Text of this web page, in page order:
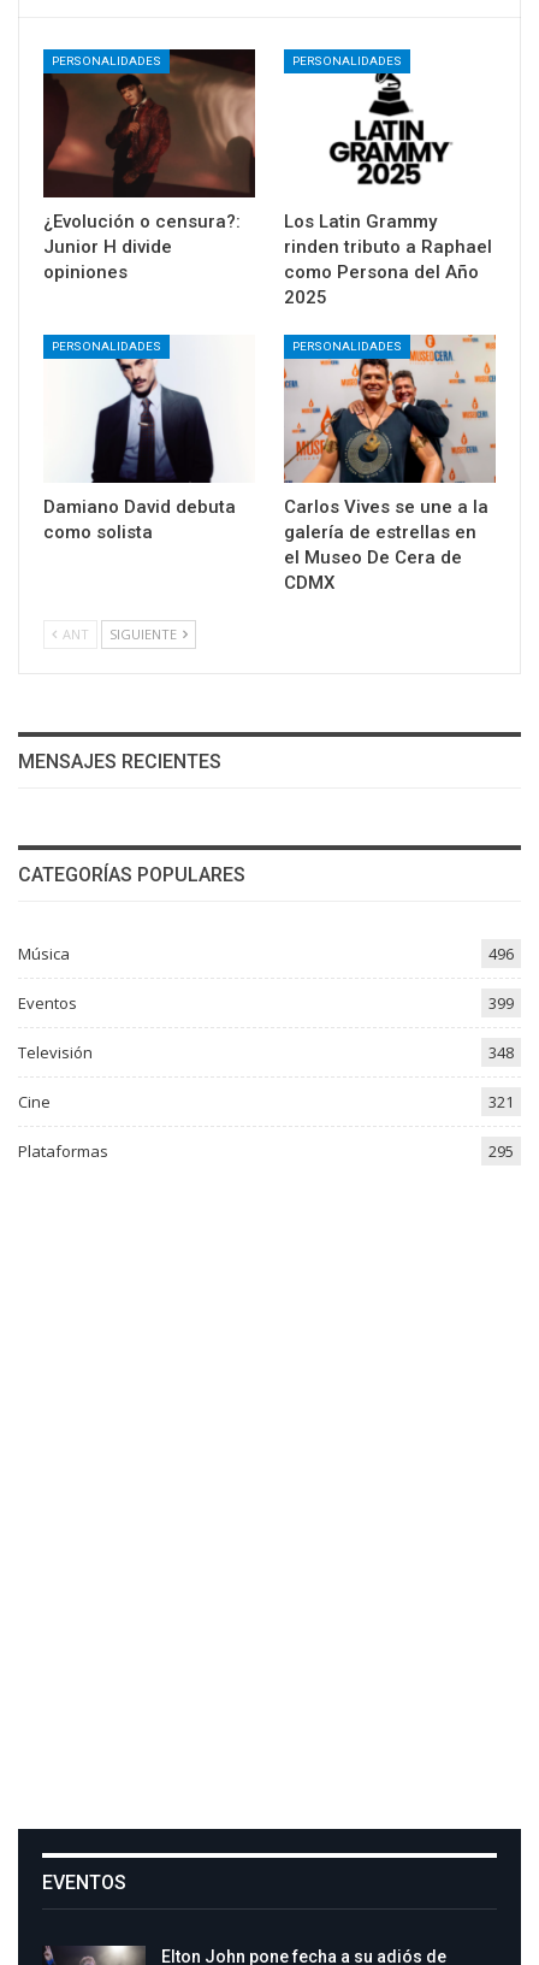
PERSONALIDADES
¿Evolución o censura?:
Junior H divide
opiniones
PERSONALIDADES
Los Latin Grammy
rinden tributo a Raphael
como Persona del Año
2025
PERSONALIDADES
Damiano David debuta
como solista
PERSONALIDADES
Carlos Vives se une a la
galería de estrellas en
el Museo De Cera de
CDMX
ANT SIGUIENTE
MENSAJES RECIENTES
CATEGORÍAS POPULARES
Música 496
Eventos 399
Televisión 348
Cine 321
Plataformas 295
EVENTOS
Elton John pone fecha a su adiós de